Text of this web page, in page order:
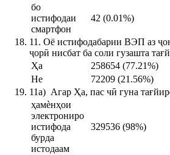
бо
истифодаи
смартфон
42 (0.01%)
11. Оё истифодабарии ВЭП аз
ҷорӣ нисбат ба соли гузашта
Ҳа
258654 (77.21%)
Не
72209 (21.56%)
11а) Агар Ҳа, пас чӣ гуна
ҳамѐнҳои
электрониро
истифода
бурда
истодаам
329536 (98%)